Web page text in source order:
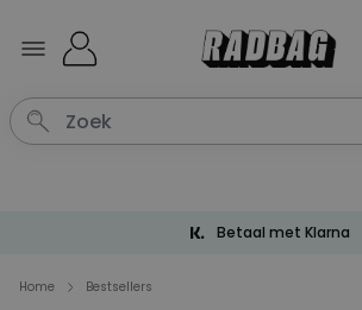
Betaal met Klarna
Home Bestsellers